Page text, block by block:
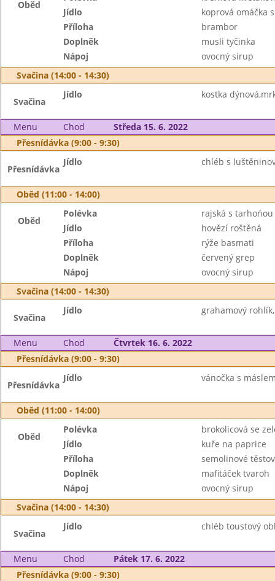
Oběd
Jídlo
koprová omáčka
Příloha
brambor
Doplněk
musli tyčinka
Nápoj
ovocný sirup
Svačina (14:00 - 14:30)
Svačina
Jídlo kostka
Menu Chod
Středa 15. 6. 2022
Přesnídávka (9:00 - 9:30)
Přesnídávka
Jídlo chléb s
Oběd (11:00 - 14:00)
Oběd
Polévka
rajská s tarhońou
Jídlo
hovězí roštěná
Příloha
rýže basmati
Doplněk
červený grep
Nápoj
ovocný sirup
Svačina (14:00 - 14:30)
Svačina
Jídlo grahamový
Menu Chod
Čtvrtek 16. 6. 2022
Přesnídávka (9:00 - 9:30)
Přesnídávka
Jídlo vánočka s
Oběd (11:00 - 14:00)
Oběd
Polévka
brokolicová se
Jídlo
kuře na paprice
Příloha
semolinové
Doplněk
mafitáček tvaroh
Nápoj
ovocný sirup
Svačina (14:00 - 14:30)
Svačina
Jídlo chléb toustový
Menu Chod
Pátek 17. 6. 2022
Přesnídávka (9:00 - 9:30)